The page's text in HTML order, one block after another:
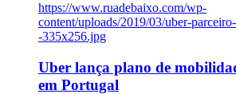
https://www.ruadebaixo.com/wp-
content/uploads/2019/03/uber-
-335x256.jpg
Uber lança plano de
em Portugal